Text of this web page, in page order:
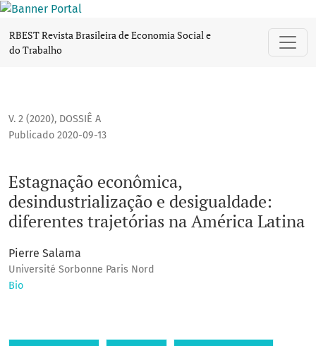
RBEST Revista Brasileira de Economia Social e
do Trabalho
V. 2 (2020), DOSSIÊ A
Estagnação econômica,
desindustrialização e desigualdade:
diferentes trajetórias na América Latina
Publicado 2020-09-13
Pierre Salama
Université Sorbonne Paris Nord
Bio